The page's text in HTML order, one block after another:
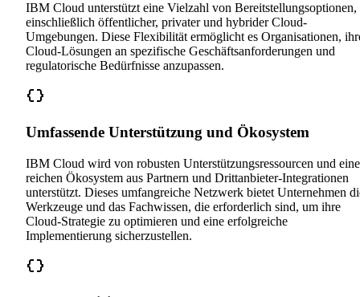
IBM Cloud unterstützt eine Vielzahl von Bereitstellungsoptionen,
einschließlich öffentlicher, privater und hybrider Cloud-
Umgebungen. Diese Flexibilität ermöglicht es Organisationen,
Cloud-Lösungen an spezifische Geschäftsanforderungen und
regulatorische Bedürfnisse anzupassen.
Umfassende Unterstützung und Ökosystem
IBM Cloud wird von robusten Unterstützungsressourcen und
reichen Ökosystem aus Partnern und Drittanbieter-Integrationen
unterstützt. Dieses umfangreiche Netzwerk bietet Unternehmen
Werkzeuge und das Fachwissen, die erforderlich sind, um ihre
Cloud-Strategie zu optimieren und eine erfolgreiche
Implementierung sicherzustellen.